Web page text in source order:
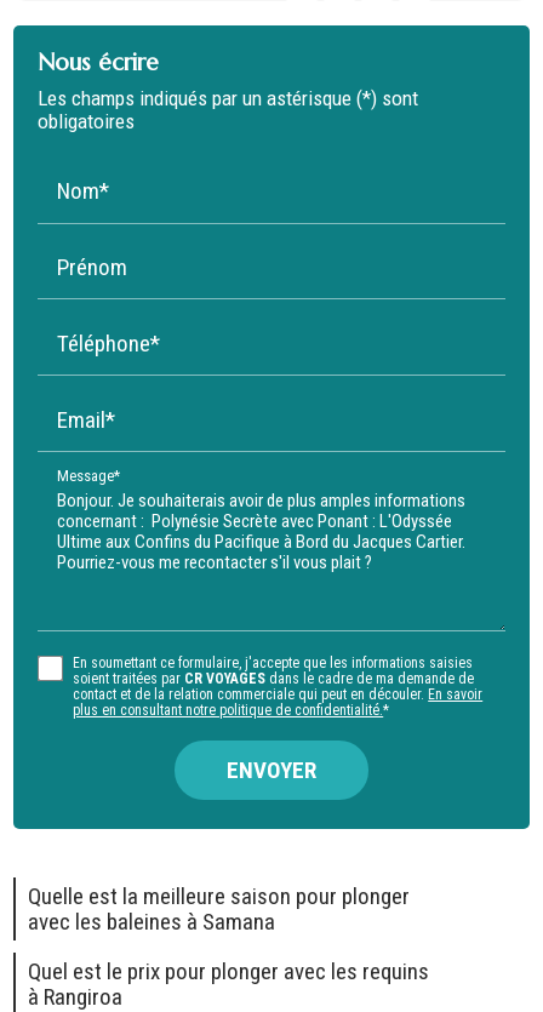
Nous écrire
Les champs indiqués par un astérisque (*) sont
obligatoires
Nom*
Prénom
Téléphone*
Email*
Message*
En soumettant ce formulaire, j'accepte que les informations saisies
soient traitées par CR VOYAGES dans le cadre de ma demande de
contact et de la relation commerciale qui peut en découler.En savoir
plus en consultant notre politique de confidentialité.*
Quelle est la meilleure saison pour plonger
avec les baleines à Samana
Quel est le prix pour plonger avec les requins
à Rangiroa